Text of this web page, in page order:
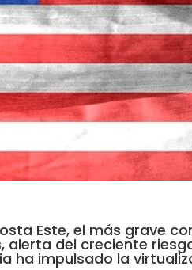
Este, el más grave
del creciente
ha impulsado la